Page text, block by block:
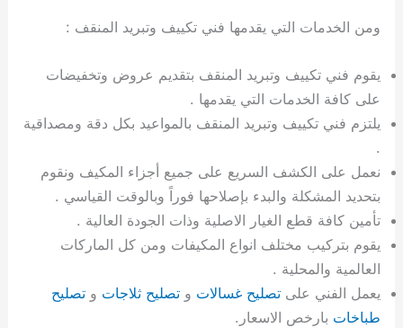
ومن الخدمات التي يقدمها فني تكييف وتبريد المنقف :
يقوم فني تكييف وتبريد المنقف بتقديم عروض وتخفيضات
على كافة الخدمات التي يقدمها .
يلتزم فني تكييف وتبريد المنقف بالمواعيد بكل دقة ومصداقية
.
نعمل على الكشف السريع على جميع أجزاء المكيف ونقوم
بتحديد المشكلة والبدء بإصلاحها فوراً وبالوقت القياسي .
تأمين كافة قطع الغيار الاصلية وذات الجودة العالية .
يقوم بتركيب مختلف انواع المكيفات ومن كل الماركات
العالمية والمحلية .
يعمل الفني علىتصليح غسالات وتصليح ثلاجات وتصليح
طباخات بارخص الاسعار.